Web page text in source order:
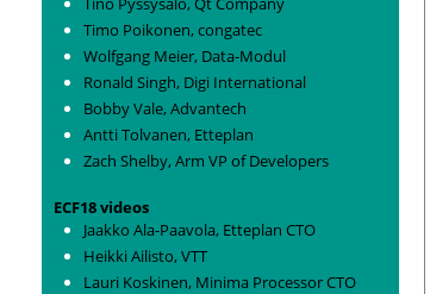
Timo Poikonen, congatec
Wolfgang Meier, Data-Modul
Ronald Singh, Digi International
Bobby Vale, Advantech
Antti Tolvanen, Etteplan
Zach Shelby, Arm VP of Developers
ECF18 videos
Jaakko Ala-Paavola, Etteplan CTO
Heikki Ailisto, VTT
Lauri Koskinen, Minima Processor CTO